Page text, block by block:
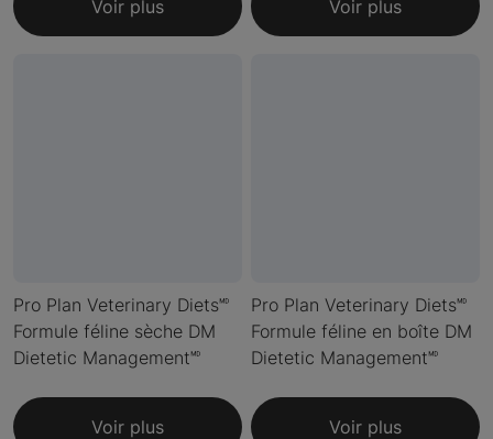
Voir plus Voir plus
Pro Plan Veterinary Diets🅫
Formule féline sèche DM
Dietetic Management🅫
Voir plus
Pro Plan Veterinary Diets🅫
Formule féline en boîte DM
Dietetic Management🅫
Voir plus